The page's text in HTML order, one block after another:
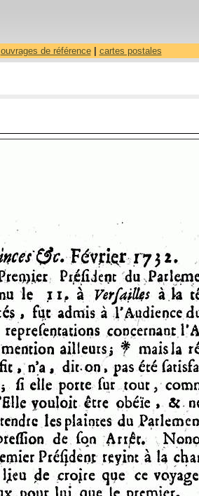
ouvrages de référence| cartes postales